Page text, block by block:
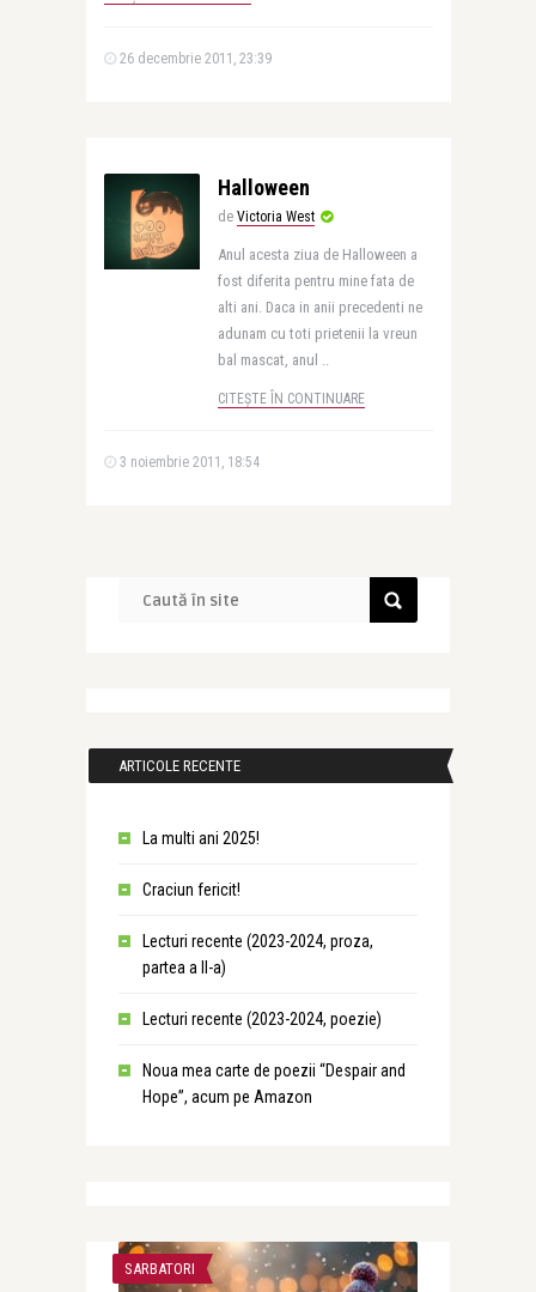
26 decembrie 2011, 23:39
Halloween
de Victoria West
Anul acesta ziua de Halloween a
fost diferita pentru mine fata de
alti ani. Daca in anii precedenti ne
adunam cu toti prietenii la vreun
bal mascat, anul ..
CITEȘTE ÎN CONTINUARE
3 noiembrie 2011, 18:54
ARTICOLE RECENTE
La multi ani 2025!
Craciun fericit!
Lecturi recente (2023-2024, proza,
partea a II-a)
Lecturi recente (2023-2024, poezie)
Noua mea carte de poezii “Despair and
Hope”, acum pe Amazon
SARBATORI